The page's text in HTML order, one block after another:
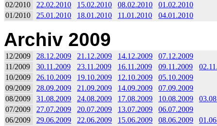
02/2010
22.02.2010 15.02.2010 08.02.2010
01.02.2010
01/2010
25.01.2010 18.01.2010 11.01.2010 04.01.2010
Archiv 2009
12/2009 28.12.2009 21.12.2009 14.12.2009
07.12.2009
11/2009
30.11.2009 23.11.2009 16.11.2009 09.11.2009
10/2009
26.10.2009 19.10.2009 12.10.2009
05.10.2009
09/2009
28.09.2009 21.09.2009 14.09.2009
07.09.2009
08/2009
31.08.2009 24.08.2009 17.08.2009 10.08.2009
07/2009
27.07.2009 20.07.2009 13.07.2009
06.07.2009
06/2009
29.06.2009 22.06.2009 15.06.2009 08.06.2009